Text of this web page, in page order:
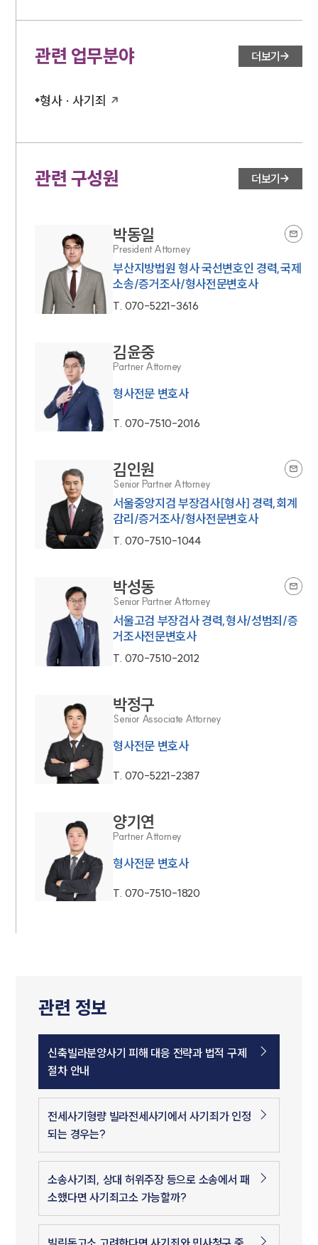
관련 업무분야 더보기
형사 · 사기죄
관련 구성원 더보기
박동일
President Attorney
부산지방법원 형사 국선변호인 경력,국제
소송/증거조사/형사전문변호사
T. 070-5221-3616
김윤중
Partner Attorney
형사전문 변호사
T. 070-7510-2016
김인원
Senior Partner Attorney
서울중앙지검 부장검사[형사] 경력,회계
감리/증거조사/형사전문변호사
T. 070-7510-1044
박성동
Senior Partner Attorney
서울고검 부장검사 경력,형사/성범죄/증
거조사전문변호사
T. 070-7510-2012
박정구
Senior Associate Attorney
형사전문 변호사
T. 070-5221-2387
양기연
Partner Attorney
형사전문 변호사
T. 070-7510-1820
관련 정보
신축빌라분양사기 피해 대응 전략과 법적 구제
절차 안내
전세사기형량 빌라전세사기에서 사기죄가 인정
되는 경우는?
소송사기죄, 상대 허위주장 등으로 소송에서 패
소했다면 사기죄고소 가능할까?